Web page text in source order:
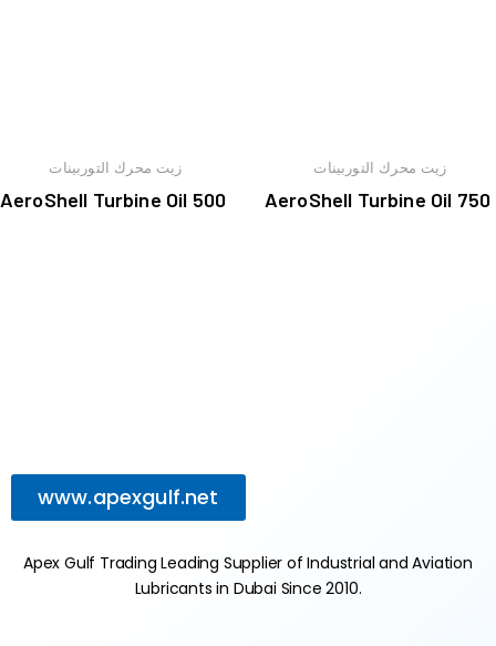
زيت محرك التوربينات
AeroShell Turbine Oil 500
زيت محرك التوربينات
AeroShell Turbine Oil 750
www.apexgulf.net
Apex Gulf Trading Leading Supplier of Industrial and Aviation
Lubricants in Dubai Since 2010.